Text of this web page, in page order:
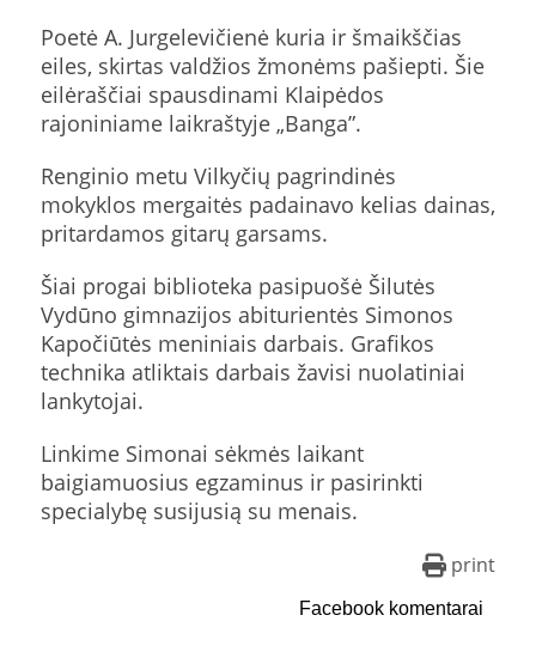
Poetė A. Jurgelevičienė kuria ir šmaikščias
eiles, skirtas valdžios žmonėms pašiepti. Šie
eilėraščiai spausdinami Klaipėdos
rajoniniame laikraštyje „Banga”.
Renginio metu Vilkyčių pagrindinės
mokyklos mergaitės padainavo kelias dainas,
pritardamos gitarų garsams.
Šiai progai biblioteka pasipuošė Šilutės
Vydūno gimnazijos abiturientės Simonos
Kapočiūtės meniniais darbais. Grafikos
technika atliktais darbais žavisi nuolatiniai
lankytojai.
Linkime Simonai sėkmės laikant
baigiamuosius egzaminus ir pasirinkti
specialybę susijusią su menais.
print
Facebook komentarai